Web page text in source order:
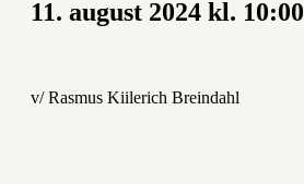
11. august 2024 kl. 10:00
v/ Rasmus Kiilerich Breindahl